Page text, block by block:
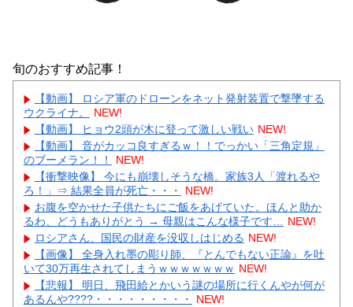
旬のおすすめ記事！
【動画】 ロシア軍のドローンをネット発射装置で撃墜する
ウクライナ。
NEW!
【動画】 ヒョウ2頭が木に登って激しい戦い NEW!
【動画】 音がカッコ良すぎるｗ！！でっかい「三角定規」
のブーメラン！！
NEW!
【衝撃映像】 今にも崩壊しそうな橋。家族3人「渡れるや
ろ！」⇒ 結果全員が死亡・・・
NEW!
お腹を空かせた子供たちにご飯をあげていた。ほんと助か
るわ、どうもありがとう → 母親はこんな様子です…
NEW!
ロシアさん、国民の財産を没収しはじめる NEW!
【画像】 全身入れ墨の彫り師、『とんでもない正論』を吐
いて30万再生されてしまうｗｗｗｗｗｗｗ NEW!
【悲報】 明日、飛田給とかいう謎の場所に行くんやが何が
あるんや????・・・・・・・・・
NEW!